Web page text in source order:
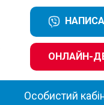
ОНЛАЙН-
Особистий